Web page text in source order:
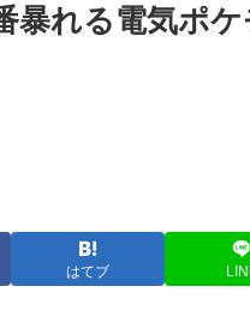
暴れる電気ポ
はてブ